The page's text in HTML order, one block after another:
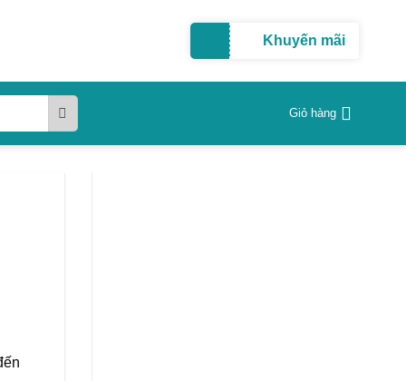
Khuyến mãi
Giỏ hàng